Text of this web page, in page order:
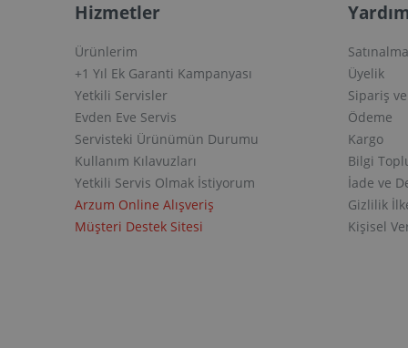
Hizmetler
Ürünlerim
+1 Yıl Ek Garanti Kampanyası
Yetkili Servisler
Evden Eve Servis
Servisteki Ürünümün Durumu
Kullanım Kılavuzları
Yetkili Servis Olmak İstiyorum
Arzum Online Alışveriş
Müşteri Destek Sitesi
Üyelik
Sipariş
Ödeme
Kargo
Bilgi
İade ve
Gizlilik
Kişisel